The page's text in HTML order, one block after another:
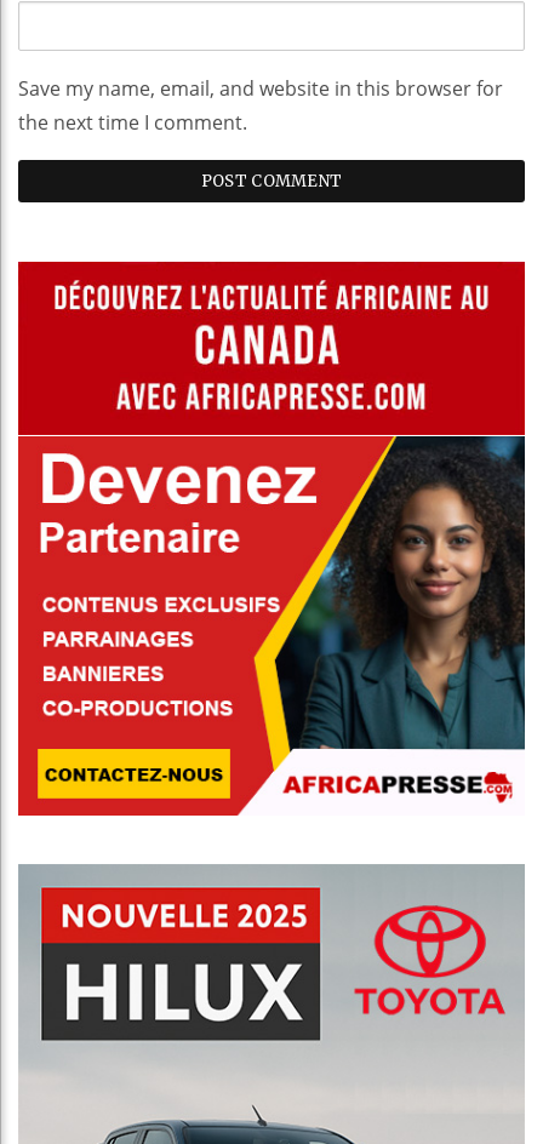
Save my name, email, and website in this browser for
the next time I comment.